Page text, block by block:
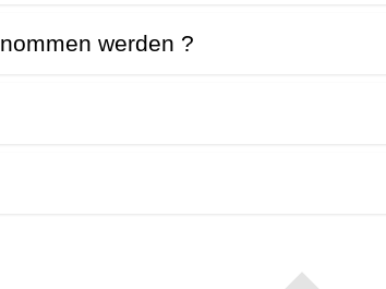
werden ?